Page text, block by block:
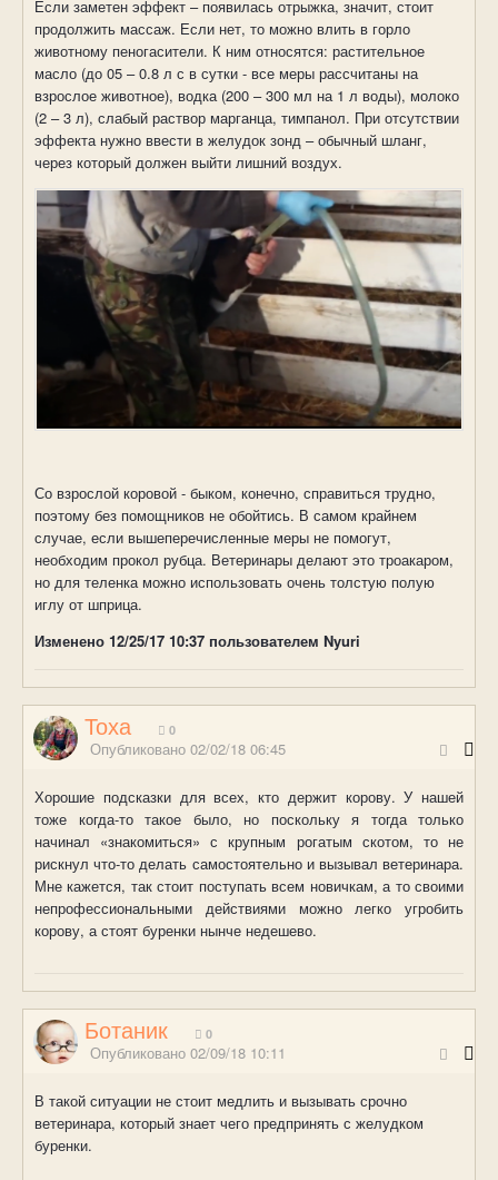
Если заметен эффект – появилась отрыжка, значит, стоит
продолжить массаж. Если нет, то можно влить в горло
животному пеногасители. К ним относятся: растительное
масло (до 05 – 0.8 л с в сутки - все меры рассчитаны на
взрослое животное), водка (200 – 300 мл на 1 л воды), молоко
(2 – 3 л), слабый раствор марганца, тимпанол. При отсутствии
эффекта нужно ввести в желудок зонд – обычный шланг,
через который должен выйти лишний воздух.
Со взрослой коровой - быком, конечно, справиться трудно,
поэтому без помощников не обойтись. В самом крайнем
случае, если вышеперечисленные меры не помогут,
необходим прокол рубца. Ветеринары делают это троакаром,
но для теленка можно использовать очень толстую полую
иглу от шприца.
Изменено 12/25/17 10:37 пользователем Nyuri
Тоха 0
Опубликовано 02/02/18 06:45
Хорошие подсказки для всех, кто держит корову. У нашей
тоже когда-то такое было, но поскольку я тогда только
начинал «знакомиться» с крупным рогатым скотом, то не
рискнул что-то делать самостоятельно и вызывал ветеринара.
Мне кажется, так стоит поступать всем новичкам, а то своими
непрофессиональными действиями можно легко угробить
корову, а стоят буренки нынче недешево.
Ботаник 0
Опубликовано 02/09/18 10:11
В такой ситуации не стоит медлить и вызывать срочно
ветеринара, который знает чего предпринять с желудком
буренки.